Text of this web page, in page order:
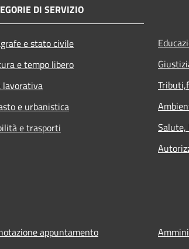
DI SERVIZIO
e stato civile
e tempo libero
lavorativa
e urbanistica
e trasporti
Salute,
appuntamento